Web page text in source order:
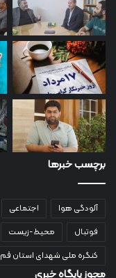
برچسب خبرها
آلودگی هوا اجتماعی
فوتبال
محیط-زیست
کنگره ملی شهدای استان قم
مجوز پایگاه خبری